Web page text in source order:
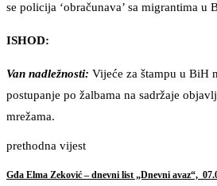
se policija ‘obračunava’ sa migrantima u
ISHOD:
Van nadležnosti: Vijeće za štampu u BiH
postupanje po žalbama na sadržaje
mrežama.
prethodna vijest
Gđa Elma Zeković – dnevni list „Dnevni avaz“,